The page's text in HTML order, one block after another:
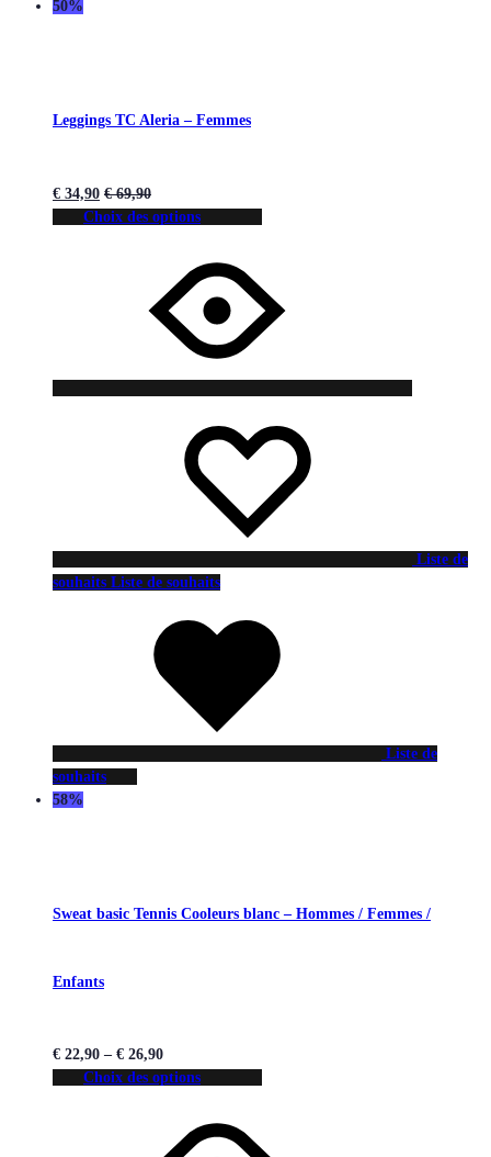
50%
Leggings TC Aleria – Femmes
€ 34,90 €69,90
Choix des options
Liste de
souhaits Liste de souhaits
Liste de
souhaits
58%
Sweat basic Tennis Cooleurs blanc – Hommes / Femmes /
Enfants
€ 22,90 – € 26,90
Choix des options